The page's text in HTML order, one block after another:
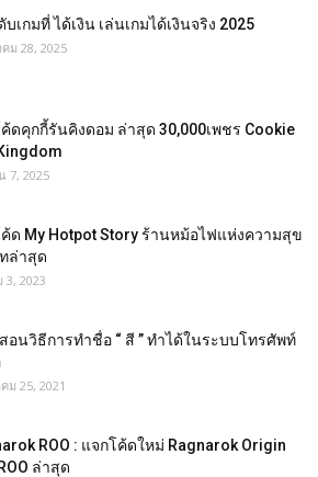
บเกมที่ ได้เงิน เล่นเกมได้เงินจริง 2025
ม 28, 2025
ดคุกกี้รันคิงดอม ล่าสุด 30,000เพชร Cookie
7, 2025
ด My Hotpot Story ร้านหม้อไฟแห่งความสุข
ล่าสุด
3, 2023
สอนวิธีการทำชื่อ “ สี ” ทำได้ในระบบโทรศัพท์
ม 25, 2021
ROO : แจกโค้ดใหม่ Ragnarok Origin
ล่าสุด